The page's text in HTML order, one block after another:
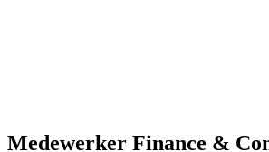
Medewerker Finance &